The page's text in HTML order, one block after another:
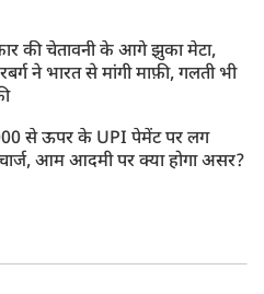
की चेतावनी के आगे झुका मेटा,
ने भारत से मांगी माफ़ी, गलती भी
से ऊपर के UPI पेमेंट पर लग
आम आदमी पर क्या होगा असर?